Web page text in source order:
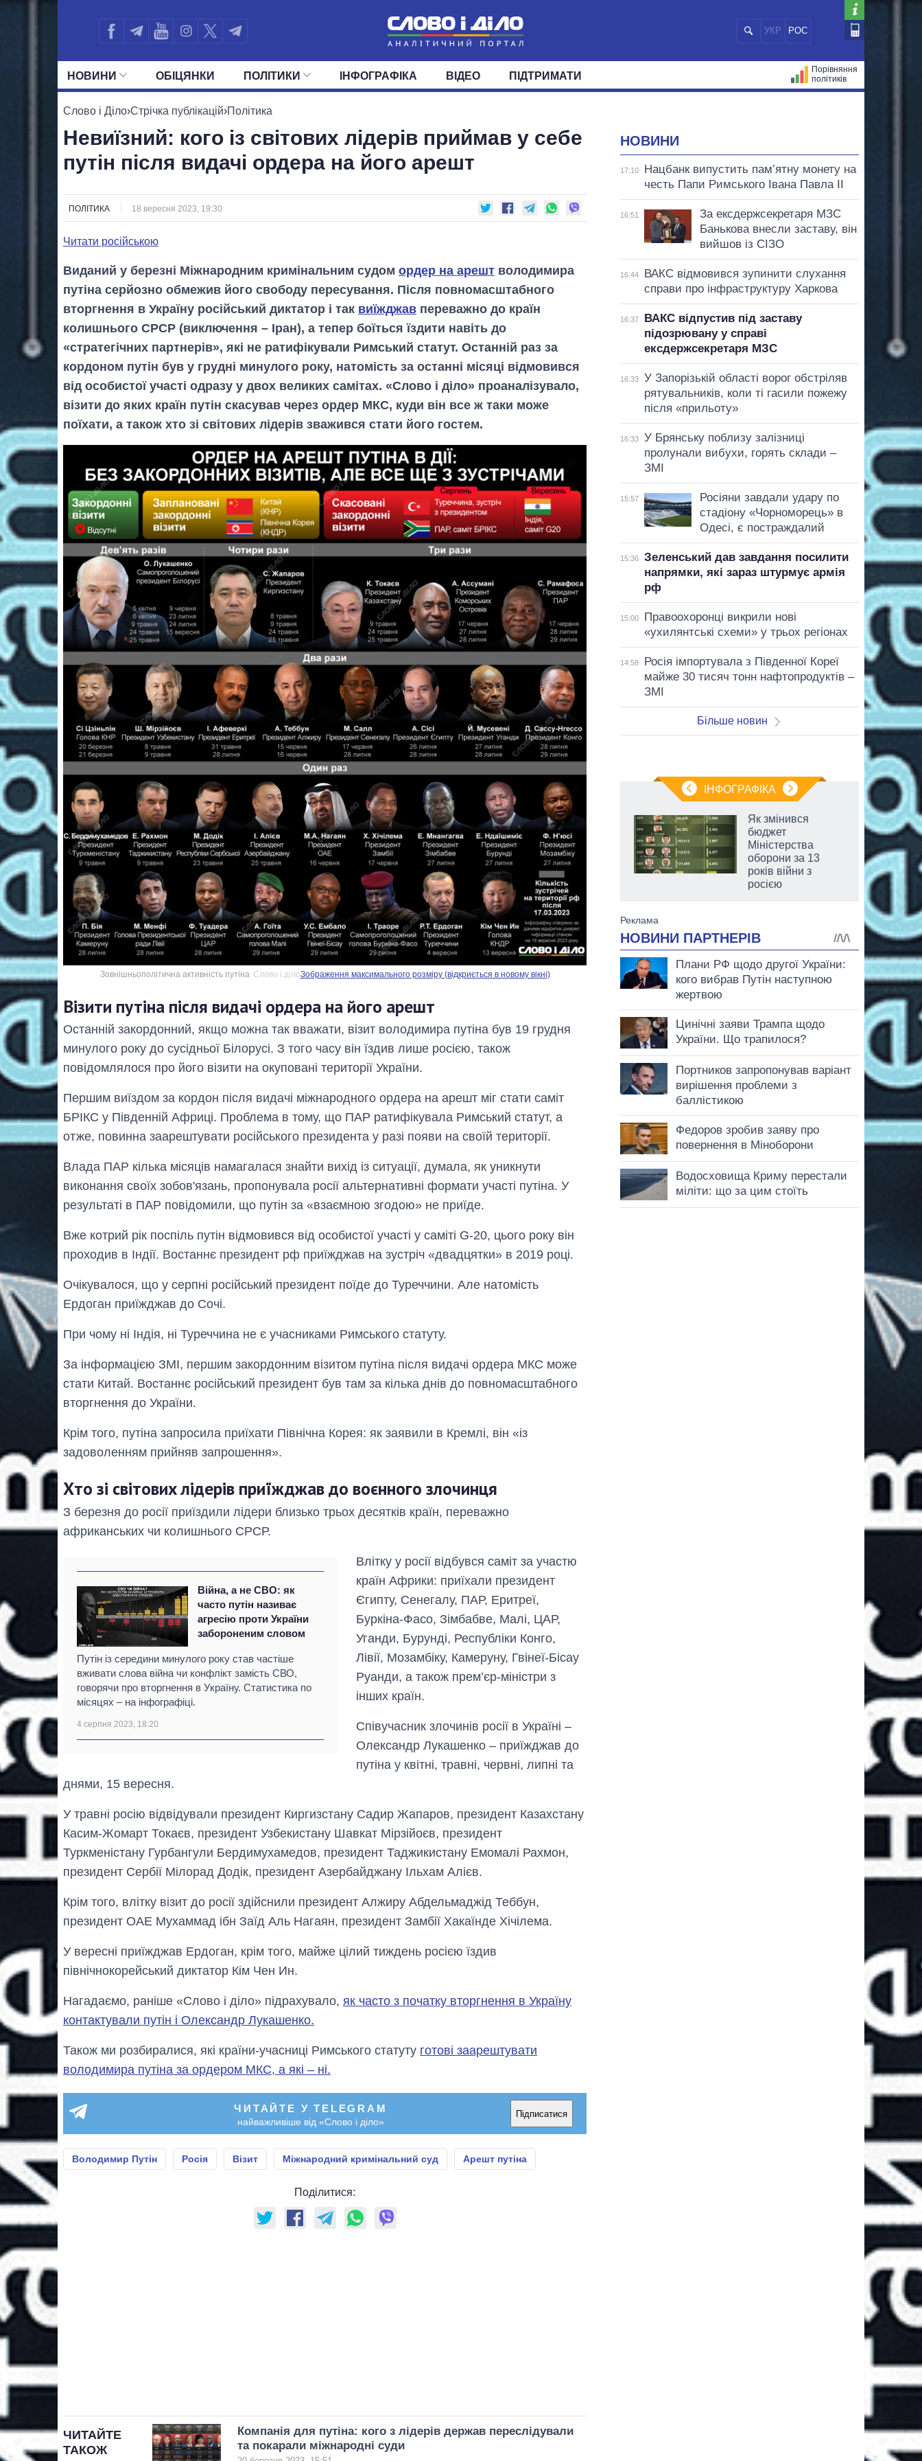
УКР РОС
НОВИНИ
ПОЛІТИКА ЕКОНОМІКА СУСПІЛЬСТВО СВІТ
ОБIЦЯНКИ ПОЛIТИКИ
УСІ ПОЛІТИКИ ПРЕЗИДЕНТ І ОФІС
ДЕПУТАТИ КОМІТЕТИ ФРАКЦІЇ ОКРУГИ
ІНФОГРАФІКА ВІДЕО ПІДТРИМАТИ
Порівняння
політиків
Слово і Діло›Стрічка публікацій›Політика
Невиїзний: кого із світових лідерів приймав у себе
путін після видачі ордера на його арешт
ПОЛІТИКА 18 вересня 2023, 19:30
Читати російською
Виданий у березні Міжнародним кримінальним судом ордер на арешт володимира
путіна серйозно обмежив його свободу пересування. Після повномасштабного
вторгнення в Україну російський диктатор і так виїжджав переважно до країн
колишнього СРСР (виключення – Іран), а тепер боїться їздити навіть до
«стратегічних партнерів», які не ратифікували Римський статут. Останній раз за
кордоном путін був у грудні минулого року, натомість за останні місяці відмовився
від особистої участі одразу у двох великих самітах. «Слово і діло» проаналізувало,
візити до яких країн путін скасував через ордер МКС, куди він все ж таки може
поїхати, а також хто зі світових лідерів зважився стати його гостем.
Зовнішньополітична активність путіна Слово і ділоЗображення максимального розміру (відкриється в новому вікні)
Візити путіна після видачі ордера на його арешт
Останній закордонний, якщо можна так вважати, візит володимира путіна був 19 грудня
минулого року до сусідньої Білорусі. З того часу він їздив лише росією, також
повідомлялося про його візити на окуповані території України.
Першим виїздом за кордон після видачі міжнародного ордера на арешт міг стати саміт
БРІКС у Південній Африці. Проблема в тому, що ПАР ратифікувала Римський статут, а
отже, повинна заарештувати російського президента у разі появи на своїй території.
Влада ПАР кілька місяців намагалася знайти вихід із ситуації, думала, як уникнути
виконання своїх зобов'язань, пропонувала росії альтернативні формати участі путіна. У
результаті в ПАР повідомили, що путін за «взаємною згодою» не приїде.
Вже котрий рік поспіль путін відмовився від особистої участі у саміті G-20, цього року він
проходив в Індії. Востаннє президент рф приїжджав на зустріч «двадцятки» в 2019 році.
Очікувалося, що у серпні російський президент поїде до Туреччини. Але натомість
Ердоган приїжджав до Сочі.
При чому ні Індія, ні Туреччина не є учасниками Римського статуту.
За інформацією ЗМІ, першим закордонним візитом путіна після видачі ордера МКС може
стати Китай. Востаннє російський президент був там за кілька днів до повномасштабного
вторгнення до України.
Крім того, путіна запросила приїхати Північна Корея: як заявили в Кремлі, він «із
задоволенням прийняв запрошення».
Хто зі світових лідерів приїжджав до воєнного злочинця
З березня до росії приїздили лідери близько трьох десятків країн, переважно
африканських чи колишнього СРСР.
Війна, а не СВО: як
часто путін називає
агресію проти України
забороненим словом
Путін із середини минулого року став частіше
вживати слова війна чи конфлікт замість СВО,
говорячи про вторгнення в Україну. Статистика по
місяцях – на інфографіці.
4 серпня 2023, 18:20
Влітку у росії відбувся саміт за участю
країн Африки: приїхали президент
Єгипту, Сенегалу, ПАР, Еритреї,
Буркіна-Фасо, Зімбабве, Малі, ЦАР,
Уганди, Бурунді, Республіки Конго,
Лівії, Мозамбіку, Камеруну, Гвінеї-Бісау
Руанди, а також прем’єр-міністри з
інших країн.
Співучасник злочинів росії в Україні –
Олександр Лукашенко – приїжджав до
путіна у квітні, травні, червні, липні та
днями, 15 вересня.
У травні росію відвідували президент Киргизстану Садир Жапаров, президент Казахстану
Касим-Жомарт Токаєв, президент Узбекистану Шавкат Мірзійоєв, президент
Туркменістану Гурбангули Бердимухамедов, президент Таджикистану Емомалі Рахмон,
президент Сербії Мілорад Додік, президент Азербайджану Ільхам Алієв.
Крім того, влітку візит до росії здійснили президент Алжиру Абдельмаджід Теббун,
президент ОАЕ Мухаммад ібн Заїд Аль Нагаян, президент Замбії Хакаїнде Хічілема.
У вересні приїжджав Ердоган, крім того, майже цілий тиждень росією їздив
північнокорейський диктатор Кім Чен Ин.
Нагадаємо, раніше «Слово і діло» підрахувало, як часто з початку вторгнення в Україну
контактували путін і Олександр Лукашенко.
Також ми розбиралися, які країни-учасниці Римського статуту готові заарештувати
володимира путіна за ордером МКС, а які – ні.
ЧИТАЙТЕ У TELEGRAM
найважливіше від «Слово і діло»
Підписатися
Володимир Путін Росія Візит Міжнародний кримінальний суд Арешт путіна
Поділитися:
ЧИТАЙТЕ
ТАКОЖ
Компанія для путіна: кого з лідерів держав переслідували
та покарали міжнародні суди
НОВИНИ
17:10
Нацбанк випустить пам’ятну монету на
честь Папи Римського Івана Павла II
16:51
За ексдержсекретаря МЗС
Банькова внесли заставу, він
вийшов із СІЗО
16:44
ВАКС відмовився зупинити слухання
справи про інфраструктуру Харкова
16:37
ВАКС відпустив під заставу
підозрювану у справі
ексдержсекретаря МЗС
16:33
У Запорізькій області ворог обстріляв
рятувальників, коли ті гасили пожежу
після «прильоту»
16:33
У Брянську поблизу залізниці
пролунали вибухи, горять склади –
ЗМІ
15:57
Росіяни завдали удару по
стадіону «Чорноморець» в
Одесі, є постраждалий
15:36
Зеленський дав завдання посилити
напрямки, які зараз штурмує армія
рф
15:00
Правоохоронці викрили нові
«ухилянтські схеми» у трьох регіонах
14:58
Росія імпортувала з Південної Кореї
майже 30 тисяч тонн нафтопродуктів –
ЗМІ
Більше новин
ІНФОГРАФІКА
Вісім масованих
ударів по Україні
за літо: Київ та
область стали
головною ціллю
рф
Як змінився
бюджет
Міністерства
оборони за 13
років війни з
росією